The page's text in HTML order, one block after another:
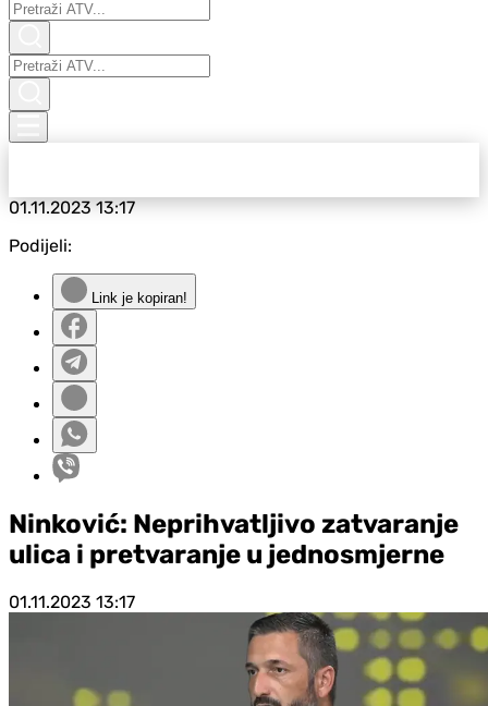
01.11.202313:17
Podijeli:
Link je kopiran!
Ninković: Neprihvatljivo zatvaranje
ulica i pretvaranje u jednosmjerne
01.11.2023 13:17